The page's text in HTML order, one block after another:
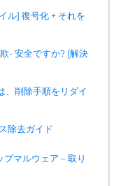
ル] 復号化 + それを
- 安全ですか? [解決
削除手順をリダイ
除去ガイド
マルウェア – 取り